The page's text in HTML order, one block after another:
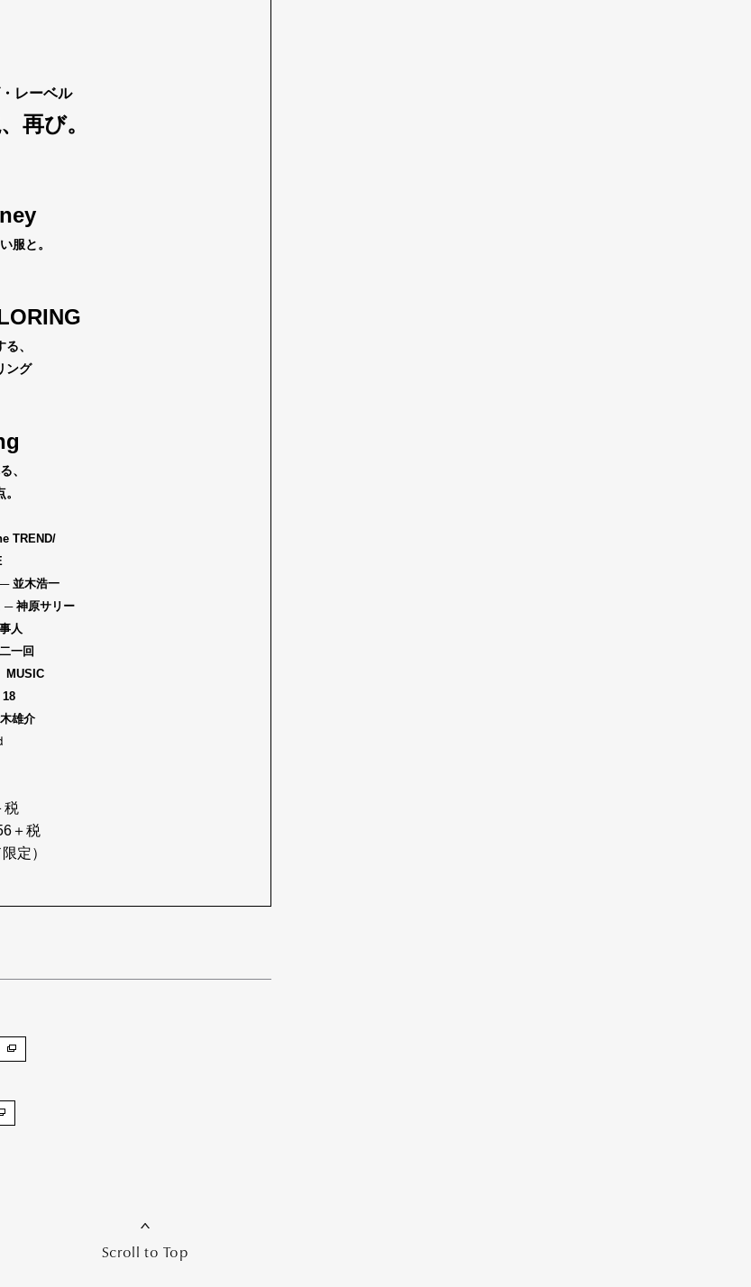
Pen international
レーベル
再び。
服と。
、
ング
、
TREND/
並木浩一
─ 神原サリー
人
一回
雄介
＋税
定）
Scroll to Top